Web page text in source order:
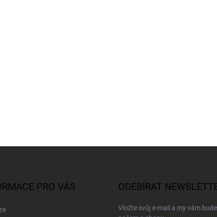
PRO VÁS ODEBÍRAT
Vložte svůj e-mail a my vám